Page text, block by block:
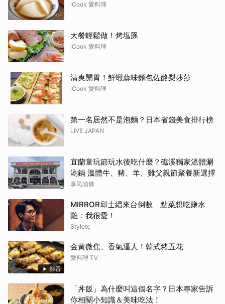
iCook 愛料理
大餐輕鬆做！烤塩豚
iCook 愛料理
清爽開胃！鮮蝦蒜味麵包佐酪梨莎莎
iCook 愛料理
第一名居然不是泡麵？日本省錢美食排行榜
LIVE JAPAN
宜蘭童玩節玩水後吃什麼？礁溪獨家溫體涮
涮鍋 溫體牛、豬、羊、雞父親節聚餐新選擇
享民頭條
MIRROR邱士縉來台倒數 點菜想吃鹽水
雞：我很愛！
Styletc
影音
金黃微焦、香氣逼人！韓式豬五花
愛料理 TV
「丼飯」為什麼叫這個名字？日本專家告訴
你相關小知識＆美味吃法！